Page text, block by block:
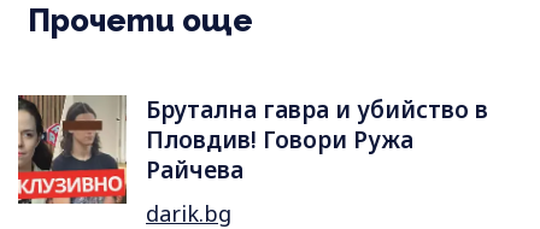
Прочети още
Брутална гавра и убийство в
Пловдив! Говори Ружа
Райчева
darik.bg